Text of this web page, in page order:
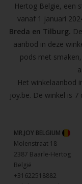
Hertog Belgie, een
vanaf 1 januari
Breda en Tilburg.
aanbod in deze
pods met
Het winkelaanbod
joy.be. De winkel is
MR.JOY BELGIUM
Molenstraat 18
2387 Baarle-Hertog
België
+31622518882